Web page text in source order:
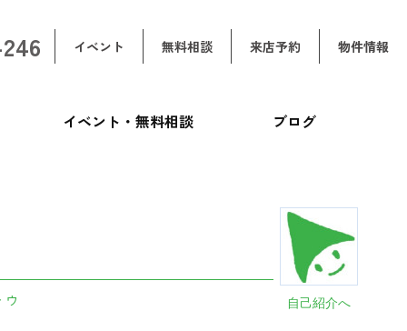
イベント 無料相談 来店予約 物件情報
イベント・無料相談 ブログ
自己紹介へ